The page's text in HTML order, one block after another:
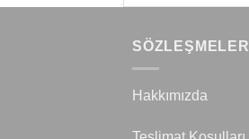
SÖZLEŞMELER
Hakkımızda